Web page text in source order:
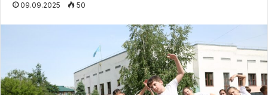
09.09.2025 50